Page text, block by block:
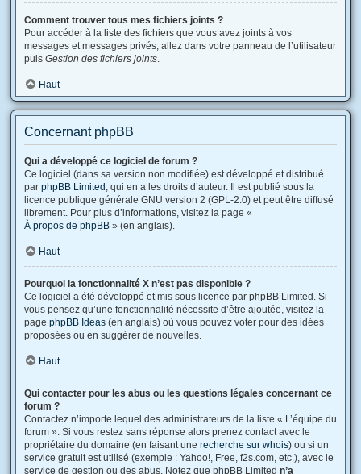
Comment trouver tous mes fichiers joints ?
Pour accéder à la liste des fichiers que vous avez joints à vos
messages et messages privés, allez dans votre panneau de l’utilisateur
puis Gestion des fichiers joints.
Haut
Concernant phpBB
Qui a développé ce logiciel de forum ?
Ce logiciel (dans sa version non modifiée) est développé et distribué
par phpBB Limited , qui en a les droits d’auteur. Il est publié sous la
licence publique générale GNU version 2 (GPL-2.0) et peut être diffusé
librement. Pour plus d’informations, visitez la page «
À propos de phpBB » (en anglais).
Haut
Pourquoi la fonctionnalité X n’est pas disponible ?
Ce logiciel a été développé et mis sous licence par phpBB Limited. Si
vous pensez qu’une fonctionnalité nécessite d’être ajoutée, visitez la
page phpBB Ideas (en anglais) où vous pouvez voter pour des idées
proposées ou en suggérer de nouvelles.
Haut
Qui contacter pour les abus ou les questions légales concernant ce
forum ?
Contactez n’importe lequel des administrateurs de la liste « L’équipe du
forum ». Si vous restez sans réponse alors prenez contact avec le
propriétaire du domaine (en faisant une recherche sur whois) ou si un
service gratuit est utilisé (exemple : Yahoo!, Free, f2s.com, etc.), avec le
service de gestion ou des abus. Notez que phpBB Limited n’a